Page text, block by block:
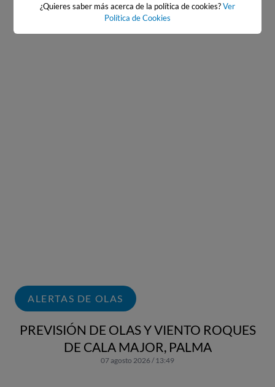
ALERTAS DE OLAS
PREVISIÓN DE OLAS Y VIENTO ROQUES
DE CALA MAJOR, PALMA
07 agosto 2026 / 13:49
¿Quieres saber más acerca de la política de cookies?Ver
Política de Cookies